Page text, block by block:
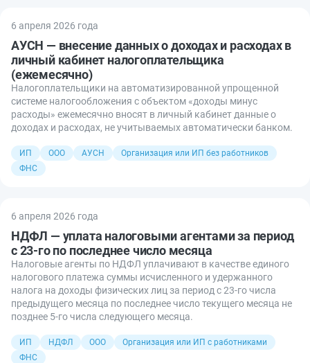
6 апреля 2026 года
АУСН — внесение данных о доходах и расходах в
личный кабинет налогоплательщика
(ежемесячно)
Налогоплательщики на автоматизированной упрощенной
системе налогообложения с объектом «доходы минус
расходы» ежемесячно вносят в личный кабинет данные о
доходах и расходах, не учитываемых автоматически банком.
ИП ООО АУСН
Организация или ИП без работников
ФНС
6 апреля 2026 года
НДФЛ — уплата налоговыми агентами за период
с 23-го по последнее число месяца
Налоговые агенты по НДФЛ уплачивают в качестве единого
налогового платежа суммы исчисленного и удержанного
налога на доходы физических лиц за период с 23-го числа
предыдущего месяца по последнее число текущего месяца не
позднее 5-го числа следующего месяца.
ИП НДФЛ ООО
Организация или ИП с работниками
ФНС